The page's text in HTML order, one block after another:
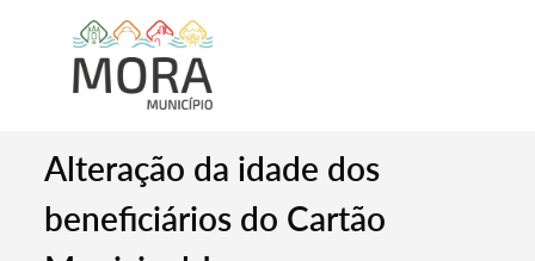
Alteração da idade dos
beneficiários do Cartão